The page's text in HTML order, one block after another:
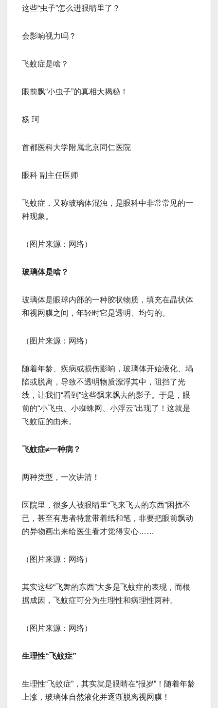
这些“虫子”怎么进眼睛里了？
会影响视力吗？
飞蚊症是啥？
眼前飘“小虫子”的真相大揭秘！
杨 珂
首都医科大学附属北京同仁医院
眼科 副主任医师
飞蚊症，又称玻璃体混浊，是眼科中非常常见的一
种现象。
（图片来源：网络）
玻璃体是啥？
玻璃体是眼球内部的一种胶状物质，填充在晶状体
和视网膜之间，年轻时它是透明、均匀的。
（图片来源：网络）
随着年龄、疾病或损伤影响，玻璃体开始液化、塌
陷或脱离，导致不透明物质漂浮其中，阻挡了光
线，让我们“看到”这些飘来飘去的影子。于是，眼
前的“小飞虫、小蜘蛛网、小浮云”出现了！这就是
飞蚊症的由来。
飞蚊症≠一种病？
两种类型，一次讲清！
医院里，很多人被眼睛里“飞来飞去的东西”困扰不
已，甚至有患者特意带着纸和笔，非要把眼前飘动
的异物画出来给医生看才觉得安心……
（图片来源：网络）
其实这些“飞舞的东西”大多是飞蚊症的表现，而根
据成因，飞蚊症可分为生理性和病理性两种。
（图片来源：网络）
生理性“飞蚊症”
生理性“飞蚊症”，其实就是眼睛在“报岁”！随着年龄
上涨，玻璃体自然液化并逐渐脱离视网膜！